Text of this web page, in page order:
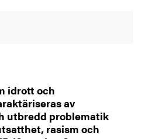
idrott och
av
utbredd problematik
rasism och